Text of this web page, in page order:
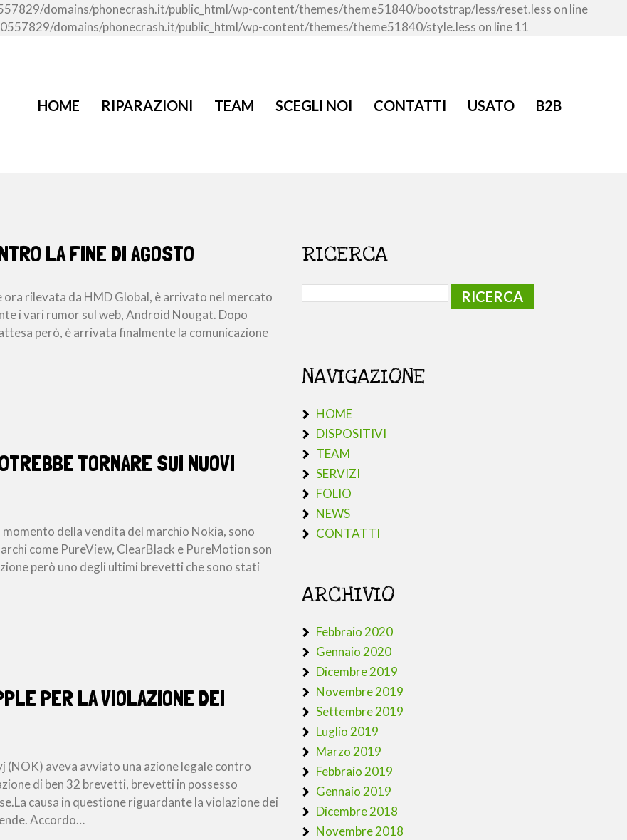
domains/phonecrash.it/public_html/wp-content/themes/theme51840/bootstrap/less/reset.less on line
domains/phonecrash.it/public_html/wp-content/themes/theme51840/style.less on line 11
HOME RIPARAZIONI TEAM SCEGLI NOI CONTATTI USATO B2B
LA FINE DI AGOSTO
rilevata da HMD Global, è arrivato nel mercato
i vari rumor sul web, Android Nougat. Dopo
però, è arrivata finalmente la comunicazione
TORNARE SUI NUOVI
della vendita del marchio Nokia, sono
come PureView, ClearBlack e PureMotion son
però uno degli ultimi brevetti che sono stati
PER LA VIOLAZIONE DEI
(NOK) aveva avviato una azione legale contro
di ben 32 brevetti, brevetti in possesso
causa in questione riguardante la violazione dei
Accordo…
RICERCA
NAVIGAZIONE
HOME
DISPOSITIVI
TEAM
SERVIZI
FOLIO
NEWS
CONTATTI
ARCHIVIO
Febbraio 2020
Gennaio 2020
Dicembre 2019
Novembre 2019
Settembre 2019
Luglio 2019
Marzo 2019
Febbraio 2019
Gennaio 2019
Dicembre 2018
Novembre 2018